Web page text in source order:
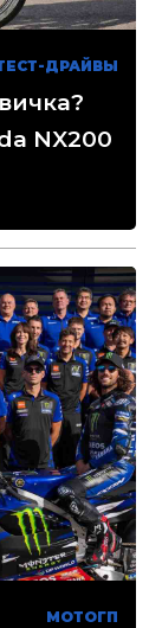
ДРАЙВЫ
NX200
МОТОГП